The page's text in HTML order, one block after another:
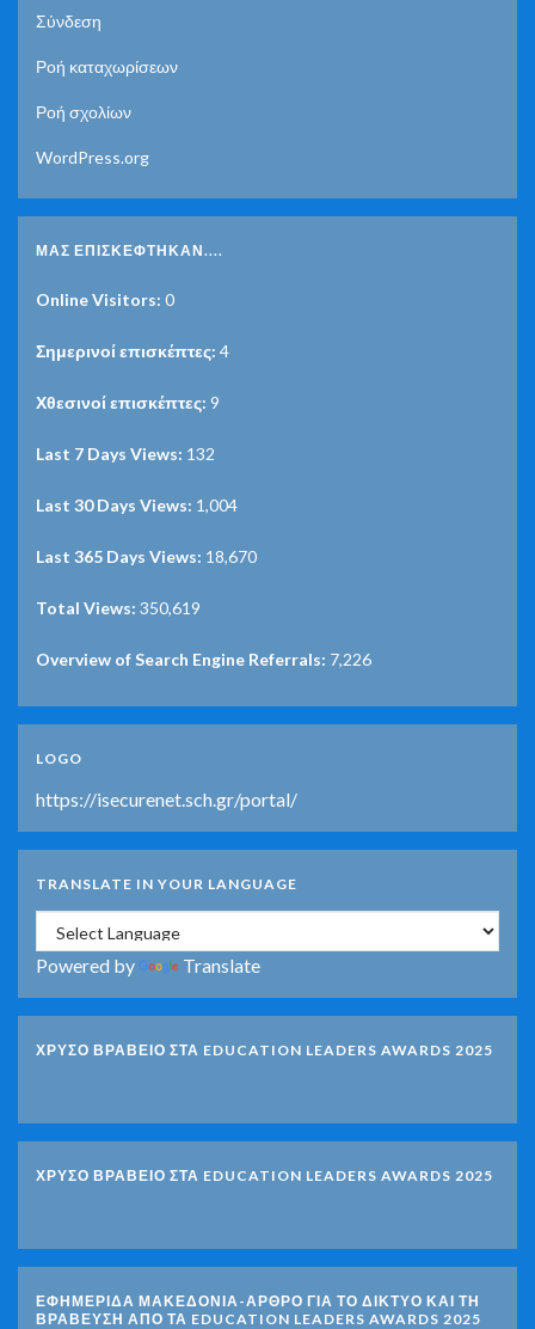
Σύνδεση
Ροή καταχωρίσεων
Ροή σχολίων
WordPress.org
ΜΑΣ ΕΠΙΣΚΈΦΤΗΚΑΝ....
Online Visitors: 0
Σημερινοί επισκέπτες: 4
Χθεσινοί επισκέπτες: 9
Last 7 Days Views: 132
Last 30 Days Views: 1,004
Last 365 Days Views: 18,670
Total Views: 350,619
Overview of Search Engine Referrals: 7,226
LOGO
https://isecurenet.sch.gr/portal/
TRANSLATE IN YOUR LANGUAGE
Powered by Translate
ΧΡΥΣΟ ΒΡΑΒΕΙΟ ΣΤΑ EDUCATION LEADERS AWARDS 2025
ΧΡΥΣΟ ΒΡΑΒΕΙΟ ΣΤΑ EDUCATION LEADERS AWARDS 2025
ΕΦΗΜΕΡΙΔΑ ΜΑΚΕΔΟΝΙΑ-ΑΡΘΡΟ ΓΙΑ ΤΟ ΔΙΚΤΥΟ ΚΑΙ ΤΗ
ΒΡΑΒΕΥΣΗ ΑΠΟ ΤΑ EDUCATION LEADERS AWARDS 2025